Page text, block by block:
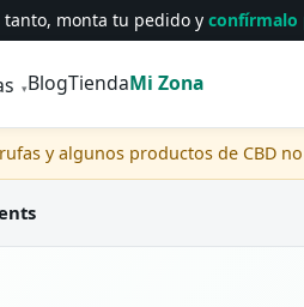
monta tu pedido y confírmalo
▾BlogTiendaMi Zona
y algunos productos de CBD